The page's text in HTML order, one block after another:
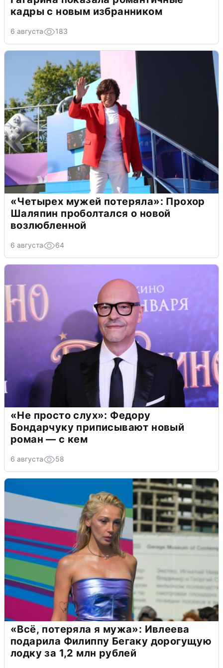
кадры с новым избранником
6 августа 183
«Четырех мужей потеряла»: Прохор
Шаляпин проболтался о новой
возлюбленной
6 августа 64
«Не просто слух»: Федору
Бондарчуку приписывают новый
роман — с кем
6 августа 58
«Всё, потеряла я мужа»: Ивлеева
подарила Филиппу Бегаку дорогущую
лодку за 1,2 млн рублей